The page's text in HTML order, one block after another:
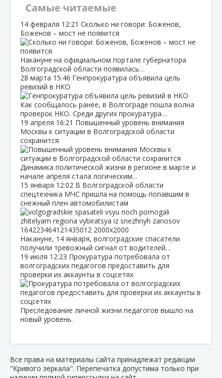
Самые читаемые
14 февраля 12:21 Сколько ни говори: Боженов,
Боженов – мост не появится
Накануне на официальном портале губернатора
Волгоградской области появилась…
28 марта 15:46 Генпрокуратура объявила цель
ревизий в НКО
Как сообщалось ранее, в Волгограде пошла волна
проверок НКО. Среди других прокуратура…
19 апреля 16:21 Повышенный уровень внимания
Москвы к ситуации в Волгоградской области
сохранится
Динамика политической жизни в регионе в марте и
начале апреля стала логическим…
15 января 12:02 В Волгоградской области
спецтехника МЧС пришла на помощь попавшим в
снежный плен автомобилистам
Накануне, 14 января, волгоградские спасатели
получили тревожный сигнал от водителей…
19 июля 12:23 Прокуратура потребовала от
волгоградских педагогов предоставить для
проверки их аккаунты в соцсетях
Преследование личной жизни педагогов вышло на
новый уровень.
Все права на материалы сайта принадлежат редакции
"Кривого зеркала". Перепечатка допустима только при